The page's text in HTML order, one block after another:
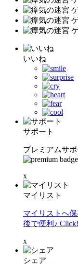
いいね
サポート
プレミアムサ
x
マイリスト
マイリストへ
後で便利♪ Click!
x
シェア